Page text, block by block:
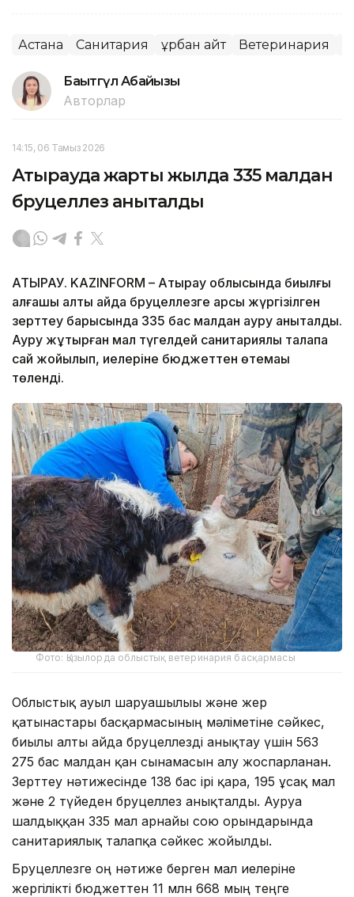
Астана Санитария Құрбан айт Ветеринария
Бақытгүл Абайқызы
Авторлар
14:15, 06 Тамыз 2026
Атырауда жарты жылда 335 малдан
бруцеллез анықталды
АТЫРАУ. KAZINFORM – Атырау облысында биылғы
алғашқы алты айда бруцеллезге қарсы жүргізілген
зерттеу барысында 335 бас малдан ауру анықталды.
Ауру жұқтырған мал түгелдей санитариялық талапқа
сай жойылып, иелеріне бюджеттен өтемақы
төленді.
Фото: Қызылорда облыстық ветеринария басқармасы
Облыстық ауыл шаруашылығы және жер
қатынастары басқармасының мәліметіне сәйкес,
биылғы алты айда бруцеллезді анықтау үшін 563
275 бас малдан қан сынамасын алу жоспарланған.
Зерттеу нәтижесінде 138 бас ірі қара, 195 ұсақ мал
және 2 түйеден бруцеллез анықталды. Ауруға
шалдыққан 335 мал арнайы сою орындарында
санитариялық талапқа сәйкес жойылды.
Бруцеллезге оң нәтиже берген мал иелеріне
жергілікті бюджеттен 11 млн 668 мың теңге